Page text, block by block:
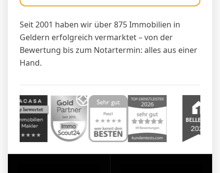
Seit 2001 haben wir über 875 Immobilien in
Geldern erfolgreich vermarktet – von der
Bewertung bis zum Notartermin: alles aus einer
Hand.